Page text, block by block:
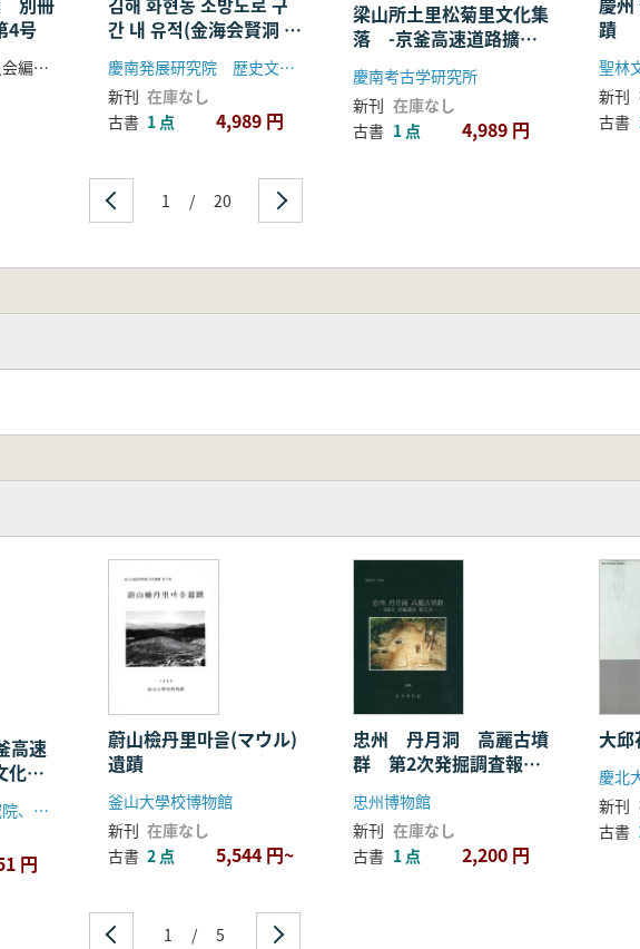
4号
気比史学」刊行委員会編集部
간 내 유적(金海会賢洞 消
防道路区間内遺蹟) 2 慶南発展研究院 歴史文化センター
新刊 在庫なし
古書 1 点 4,989 円
梁山所土里松菊里文化集
落 -京釜高速道路擴張
區間内梁山IC建立敷地発
掘調査報告-
慶南考古学研究所
新刊 在庫なし
古書 1 点 4,989 円
蹟
聖林
新刊
古書
1 / 20
高速
化遺
-大
屯山
慶尚北道文化財研究院、韓国道路公社
円
蔚山檢丹里마을(マウル)
遺蹟
釜山大學校博物館
新刊 在庫なし
古書 2 点 5,544 円~
忠州 丹月洞 高麗古墳
群 第2次発掘調査報告
書
忠州博物館
新刊 在庫なし
古書 1 点 2,200 円
大邱
慶北
新刊
古書
1 / 5